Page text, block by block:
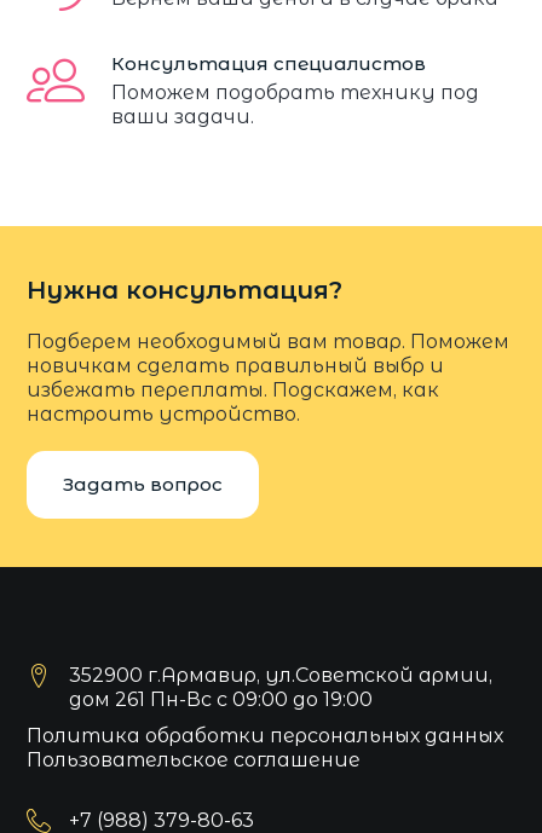
Консультация специалистов
Поможем подобрать технику под
ваши задачи.
Нужна консультация?
Подберем необходимый вам товар. Поможем
новичкам сделать правильный выбр и
избежать переплаты. Подскажем, как
настроить устройство.
Задать вопрос
352900 г.Армавир, ул.Советской армии,
дом 261 Пн-Вс с 09:00 до 19:00
Политика обработки персональных данных
Пользовательское соглашение
+7 (988) 379-80-63